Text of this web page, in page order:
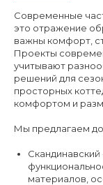
Современные
это отражение
важны комфорт,
Проекты
учитывают
решений для
просторных
комфортом и
Мы предлагаем
Скандинавский
материалов,